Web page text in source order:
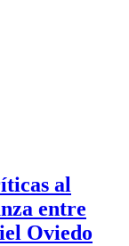
al
entre
Oviedo